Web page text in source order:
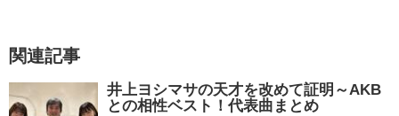
関連記事
井上ヨシマサの天才を改めて証明～AKB
との相性ベスト！代表曲まとめ